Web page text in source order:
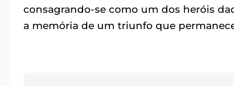
consagrando-se como um dos heróis
a memória de um triunfo que